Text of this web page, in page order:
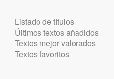
Listado de títulos
Últimos textos añadidos
Textos mejor valorados
Textos favoritos